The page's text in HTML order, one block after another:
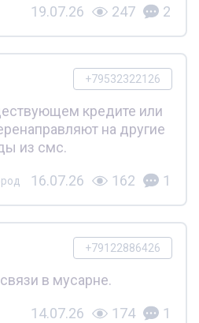
19.07.26 247 2
+79532322126
кредите или
на другие
из смс.
16.07.26 162 1
+79122886426
в мусарне.
14.07.26 174 1